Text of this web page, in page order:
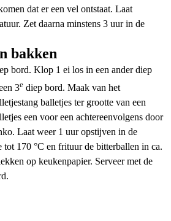
dat er een vel ontstaat. Laat
Zet daarna minstens 3 uur in de
bakken
bord. Klop 1 ei los in een ander diep
3e diep bord. Maak van het
balletjes ter grootte van een
een voor een achtereenvolgens door
Laat weer 1 uur opstijven in de
170 °C en frituur de bitterballen in ca.
op keukenpapier. Serveer met de